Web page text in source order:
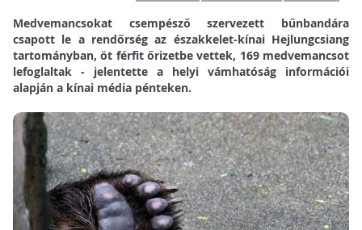
Medvemancsokat csempésző szervezett bűnbandára
csapott le a rendőrség az északkelet-kínai Hejlungcsiang
tartományban, öt férfit őrizetbe vettek, 169 medvemancsot
lefoglaltak - jelentette a helyi vámhatóság információi
alapján a kínai média pénteken.